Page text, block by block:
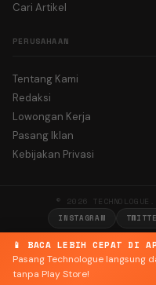
📱 BACA LEBIH CEPAT DI
Pasang Technologue langsung
tanpa Play Store!
Cari Artikel
PERUSAHAAN
Tentang Kami
Redaksi
Lowongan Kerja
Pasang Iklan
Kebijakan Privasi
© 2026
INSTAGRAM